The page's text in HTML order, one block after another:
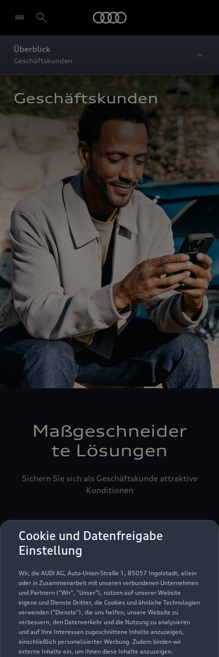
Cookie und Datenfreigabe
Einstellung
Wir, die AUDI AG, Auto-Union-Straße 1, 85057 Ingolstadt, allein
oder in Zusammenarbeit mit unseren verbundenen Unternehmen
und Partnern ("Wir", "Unser"), nutzen auf unserer Website
eigene und Dienste Dritter, die Cookies und ähnliche Technologien
verwenden ("Dienste"), die uns helfen, unsere Website zu
verbessern, den Datenverkehr und die Nutzung zu analysieren
und auf Ihre Interessen zugeschnittene Inhalte anzuzeigen,
einschließlich personalisierter Werbung. Zudem binden wir
externe Inhalte ein, um Ihnen diese Inhalte anzuzeigen.
Überblick
Geschäftskunden
Geschäftskunden
Maßgeschneider
te Lösungen
Sichern Sie sich als Geschäftskunde attraktive
Konditionen